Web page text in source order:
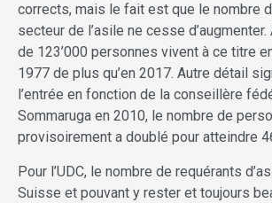
corrects, mais le fait est que le nombre
secteur de l’asile ne cesse d’augmenter.
de 123’000 personnes vivent à ce titre
1977 de plus qu’en 2017. Autre détail
l’entrée en fonction de la conseillère
Sommaruga en 2010, le nombre de
provisoirement a doublé pour atteindre
Pour l’UDC, le nombre de requérants
Suisse et pouvant y rester et toujours